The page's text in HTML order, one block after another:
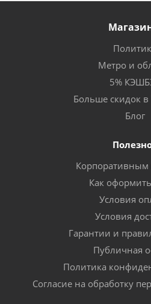
Метро и
5%
Больше скидок в
Блог
Корпоративным
Как оформить
Условия
Условия
Гарантии и
Публичная
Политика
Согласие на обработку